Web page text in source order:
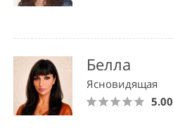
Белла
Ясновидящая
5.00